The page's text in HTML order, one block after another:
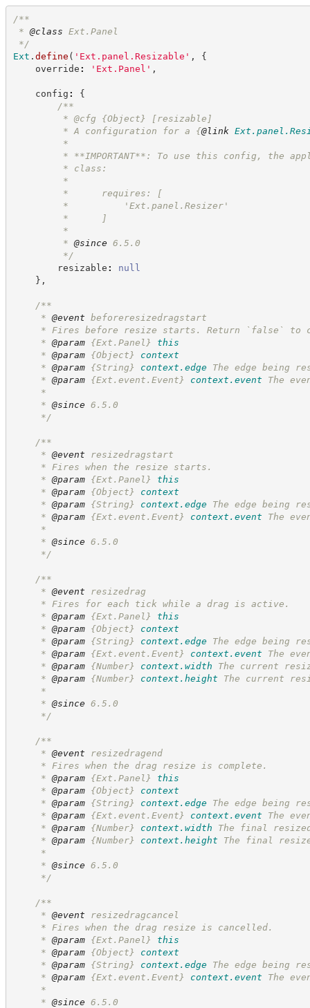
/**
* @class Ext.Panel
*/
Ext . define ( ' Ext.panel.Resizable ' ,
{
override : ' Ext.Panel ' ,
config :
{
/**
* @cfg {Object}
[resizable]
* A configuration for a {@link
*
* **IMPORTANT**: To use this config, the
* class:
*
*      requires: [
*          'Ext.panel.Resizer'
*      ]
*
* @since 6.5.0
*/
resizable :
null
} ,
/**
* @event beforeresizedragstart
* Fires before resize starts. Return `false` to
* @param {Ext.Panel}
this
* @param {Object}
context
* @param {String} context.edge
The edge being
* @param {Ext.event.Event} context.event
The
*
* @since 6.5.0
*/
/**
* @event resizedragstart
* Fires when the resize starts.
* @param {Ext.Panel}
this
* @param {Object}
context
* @param {String} context.edge
The edge being
* @param {Ext.event.Event} context.event
The
*
* @since 6.5.0
*/
/**
* @event resizedrag
* Fires for each tick while a drag is active.
* @param {Ext.Panel}
this
* @param {Object}
context
* @param {String} context.edge
The edge being
* @param {Ext.event.Event} context.event
The
* @param {Number} context.width
The current
* @param {Number} context.height
The current
*
* @since 6.5.0
*/
/**
* @event resizedragend
* Fires when the drag resize is complete.
* @param {Ext.Panel}
this
* @param {Object}
context
* @param {String} context.edge
The edge being
* @param {Ext.event.Event} context.event
The
* @param {Number} context.width
The final
* @param {Number} context.height
The final
*
* @since 6.5.0
*/
/**
* @event resizedragcancel
* Fires when the drag resize is cancelled.
* @param {Ext.Panel}
this
* @param {Object}
context
* @param {String} context.edge
The edge being
* @param {Ext.event.Event} context.event
The
*
* @since 6.5.0